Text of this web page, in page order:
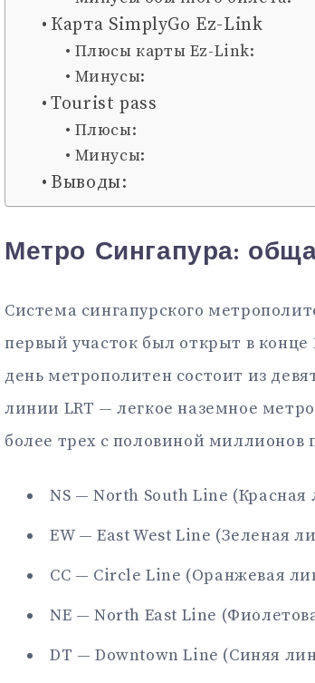
Карта SimplyGo Ez-Link
Плюсы карты Ez-Link:
Минусы:
Tourist pass
Плюсы:
Минусы:
Выводы:
Метро Сингапура:
Система сингапурского
первый участок был открыт в конце
день метрополитен состоит из
линии LRT — легкое наземное
более трех с половиной миллионов
NS — North South Line (Красная
EW — East West Line (Зеленая
CC — Circle Line (Оранжевая
NE — North East Line
DT — Downtown Line (Синяя